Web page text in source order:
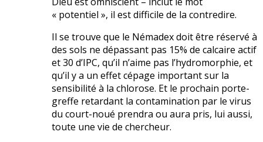
« potentiel », il est difficile de la contredire.
Il se trouve que le Némadex doit être réservé à
des sols ne dépassant pas 15% de calcaire actif
et 30 d’IPC, qu’il n’aime pas l’hydromorphie, et
qu’il y a un effet cépage important sur la
sensibilité à la chlorose. Et le prochain porte-
greffe retardant la contamination par le virus
du court-noué prendra ou aura pris, lui aussi,
toute une vie de chercheur.